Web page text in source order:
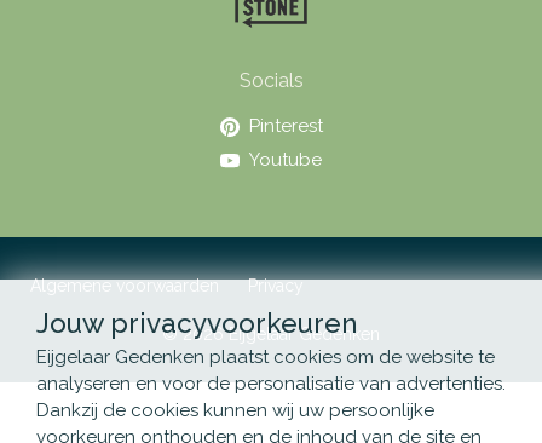
Socials
Pinterest
Youtube
Algemene voorwaarden Privacy
© 2026 Eijgelaar Gedenken
Jouw privacyvoorkeuren
Eijgelaar Gedenken plaatst cookies om de website te
analyseren en voor de personalisatie van advertenties.
Dankzij de cookies kunnen wij uw persoonlijke
voorkeuren onthouden en de inhoud van de site en